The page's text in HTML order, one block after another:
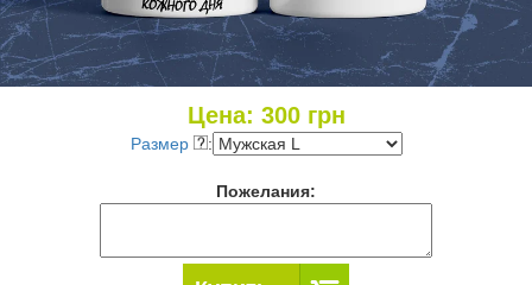
Цена: 300грн
Размер :
Пожелания: